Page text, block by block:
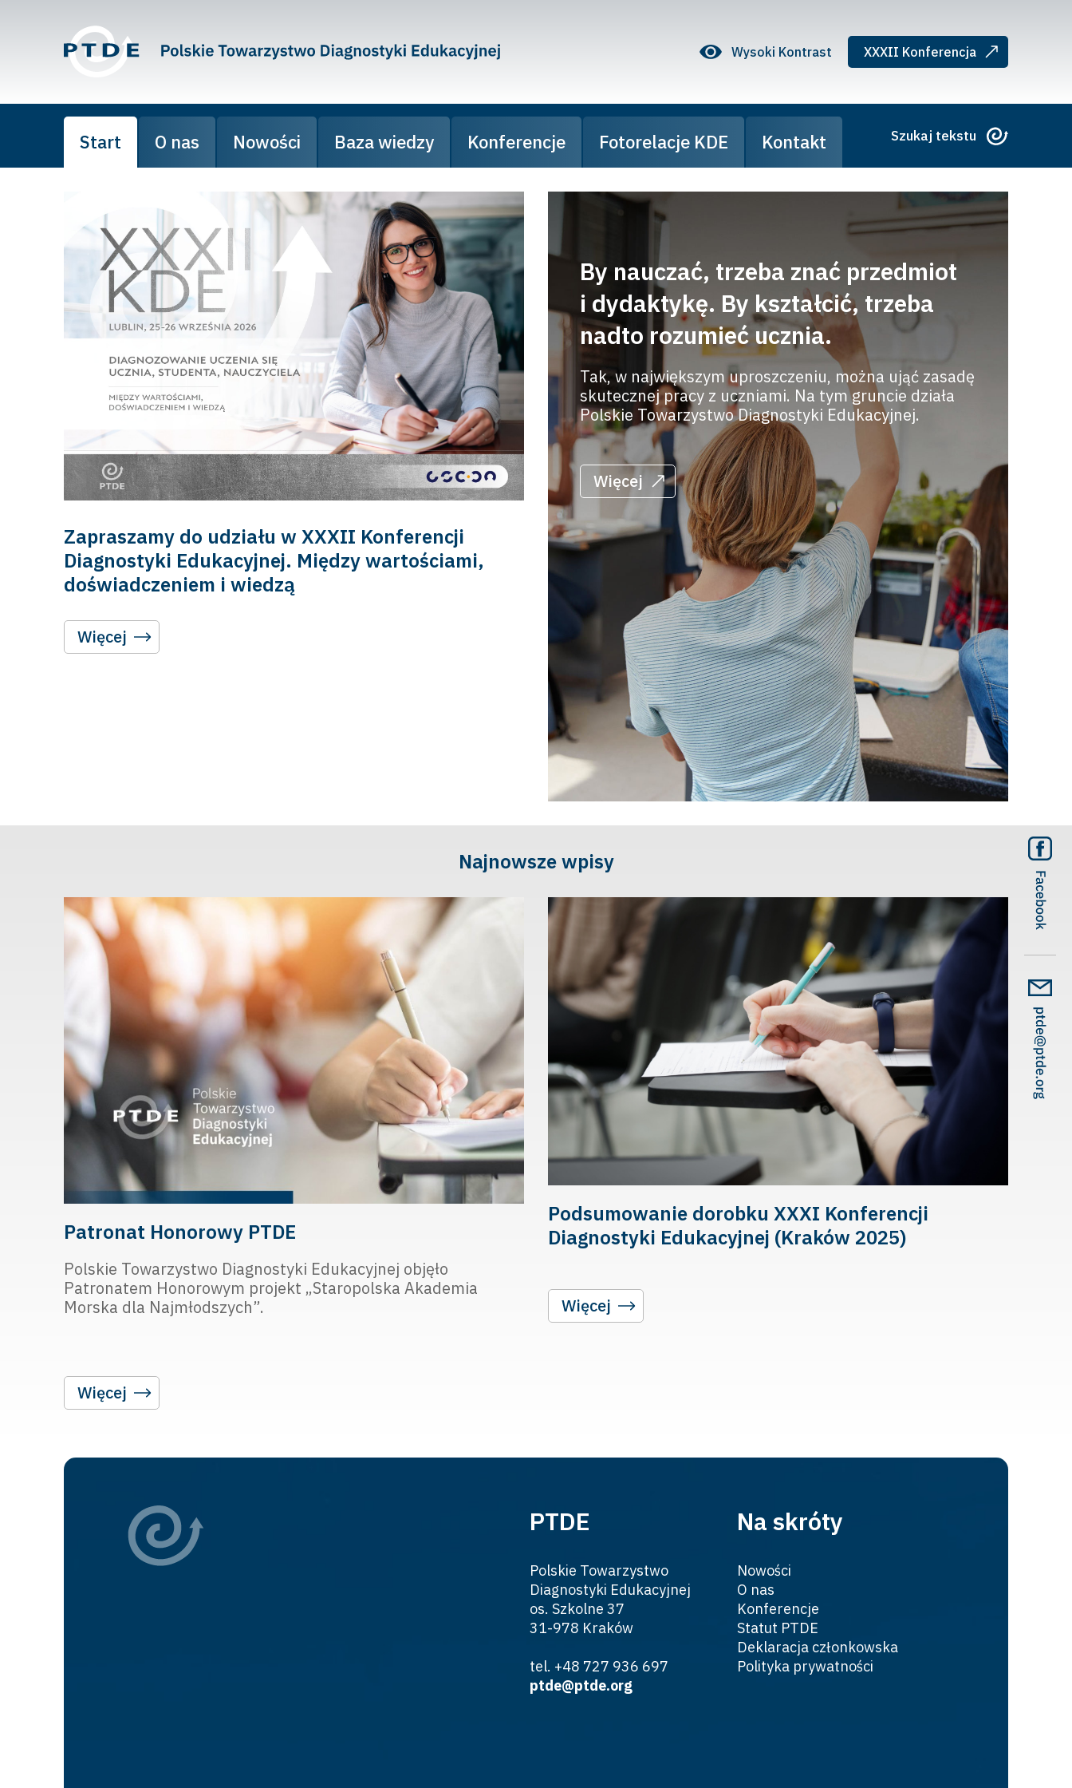
XXXII Konferencja
Wysoki Kontrast
Start O nas Nowości Baza wiedzy Konferencje Fotorelacje KDE Kontakt Szukaj tekstu
Zapraszamy do udziału w XXXII Konferencji
Diagnostyki Edukacyjnej. Między wartościami,
doświadczeniem i wiedzą
Więcej
By nauczać, trzeba znać przedmiot
i dydaktykę. By kształcić, trzeba
nadto rozumieć ucznia.
Tak, w największym uproszczeniu, można ująć zasadę
skutecznej pracy z uczniami. Na tym gruncie działa
Polskie Towarzystwo Diagnostyki Edukacyjnej.
Więcej
Najnowsze wpisy
Patronat Honorowy PTDE
Polskie Towarzystwo Diagnostyki Edukacyjnej objęło
Patronatem Honorowym projekt „Staropolska Akademia
Morska dla Najmłodszych”.
Więcej
Podsumowanie dorobku XXXI Konferencji
Diagnostyki Edukacyjnej (Kraków 2025)
Więcej
PTDE
Polskie Towarzystwo
Diagnostyki Edukacyjnej
os. Szkolne 37
31-978 Kraków
tel. +48 727 936 697
ptde@ptde.org
Na skróty
Nowości
O nas
Konferencje
Statut PTDE
Deklaracja członkowska
Polityka prywatności